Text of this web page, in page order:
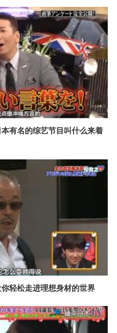
有名的综艺节目叫什么来着
轻松走进理想身材的世界